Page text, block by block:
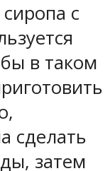
с
в таком
сделать
затем